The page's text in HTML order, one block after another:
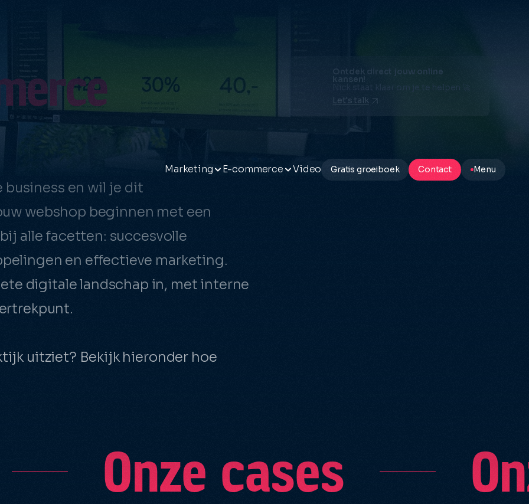
Marketing
adverteren (SEA)
(SEO)
marketing
Social media video's
Social content
E-commerce
B2C e-commerce
Portals & intranetten
Data & doorontwikkeling
Video Gratis groeiboek Contact Menu
Ontdek direct jouw online
kansen!
Nick staat klaar om je te helpen 🚀
Let's talk
business en wil je dit
webshop beginnen met een
alle facetten: succesvolle
en effectieve marketing.
digitale landschap in, met interne
uitziet? Bekijk hieronder hoe
Onze cases